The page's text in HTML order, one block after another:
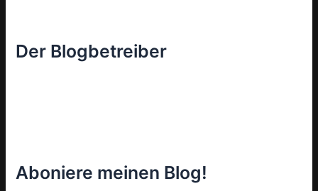
Der Blogbetreiber
Aboniere meinen Blog!